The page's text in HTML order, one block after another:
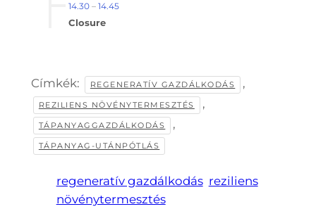
14.30– 14.45
Closure
Címkék: REGENERATÍV GAZDÁLKODÁS ,
REZILIENS NÖVÉNYTERMESZTÉS ,
TÁPANYAGGAZDÁLKODÁS ,
TÁPANYAG-UTÁNPÓTLÁS
regeneratív gazdálkodás reziliens
növénytermesztés